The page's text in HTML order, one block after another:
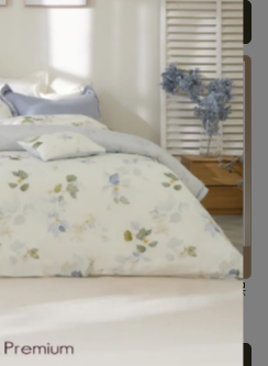
加入購物車
CAS｜95%白鵝羽絨被｜中保